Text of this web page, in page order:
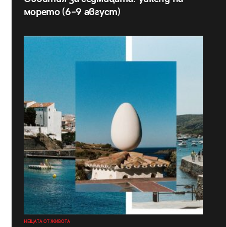
морето (6–9 август)
НЕЩАТА ОТ ЖИВОТА